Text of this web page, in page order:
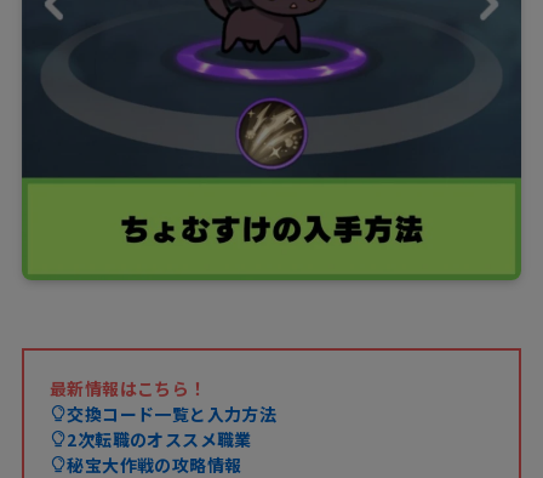
最新情報はこちら！
交換コード一覧と入力方法
2次転職のオススメ職業
秘宝大作戦の攻略情報